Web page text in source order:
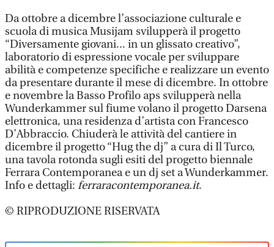
Da ottobre a dicembre l’associazione culturale e
scuola di musica Musijam svilupperà il progetto
“Diversamente giovani... in un glissato creativo”,
laboratorio di espressione vocale per sviluppare
abilità e competenze specifiche e realizzare un evento
da presentare durante il mese di dicembre. In ottobre
e novembre la Basso Profilo aps svilupperà nella
Wunderkammer sul fiume volano il progetto Darsena
elettronica, una residenza d’artista con Francesco
D’Abbraccio. Chiuderà le attività del cantiere in
dicembre il progetto “Hug the dj” a cura di Il Turco,
una tavola rotonda sugli esiti del progetto biennale
Ferrara Contemporanea e un dj set a Wunderkammer.
Info e dettagli: ferraracontemporanea.it.
© RIPRODUZIONE RISERVATA